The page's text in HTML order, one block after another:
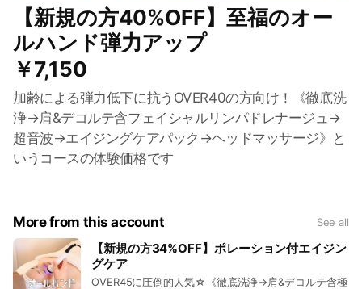
【新規の方40%OFF】至福のオー
ルハンド弾力アップ
￥7,150
加齢による弾力低下に抗うOVER40の方向け！《徹底洗
浄→肩&デコルテ含フェイシャルリンパドレナージュ→
超音波→エイジングケアパック→ヘッドマッサージ》と
いうコースの体験価格です
More from this account See all
【新規の方34%OFF】ポレーション付エイジン
グケア
OVER45に圧倒的人気☆《徹底洗浄→肩&デコルテ含極